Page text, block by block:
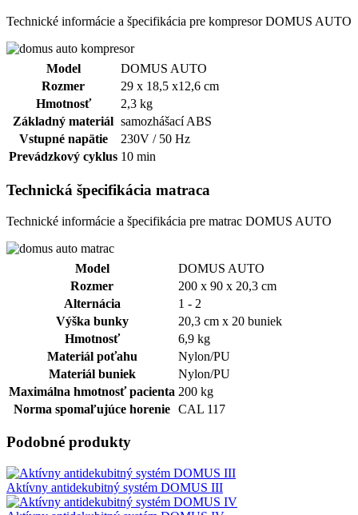
Technické informácie a špecifikácia pre kompresor DOMUS AUTO
Model
DOMUS AUTO
Rozmer
29 x 18,5 x12,6 cm
Hmotnosť
2,3 kg
Základný materiál samozhášací ABS
Vstupné napätie
230V / 50 Hz
Prevádzkový cyklus 10 min
Technická špecifikácia matraca
Technické informácie a špecifikácia pre matrac DOMUS AUTO
Model
DOMUS AUTO
Rozmer
200 x 90 x 20,3 cm
Alternácia
1 - 2
Výška bunky
20,3 cm x 20 buniek
Hmotnosť
6,9 kg
Materiál poťahu
Nylon/PU
Materiál buniek
Nylon/PU
Maximálna hmotnosť pacienta 200 kg
Norma spomaľujúce horenie CAL 117
Podobné produkty
Aktívny antidekubitný systém DOMUS III